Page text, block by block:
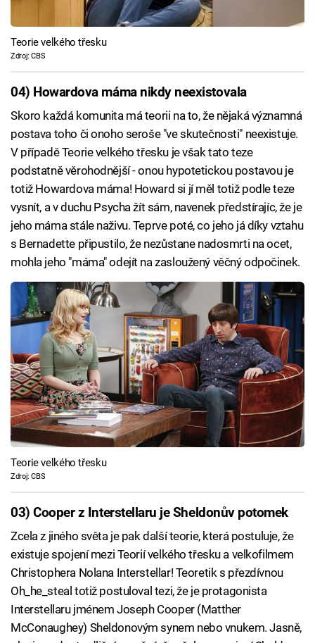
Teorie velkého třesku
Zdroj: CBS
04) Howardova máma nikdy neexistovala
Skoro každá komunita má teorii na to, že nějaká významná
postava toho či onoho seroše "ve skutečnosti" neexistuje.
V případě Teorie velkého třesku je však tato teze
podstatně věrohodnější - onou hypotetickou postavou je
totiž Howardova máma! Howard si jí měl totiž podle teze
vysnít, a v duchu Psycha žít sám, navenek předstírajíc, že je
jeho máma stále naživu. Teprve poté, co jeho já díky vztahu
s Bernadette připustilo, že nezůstane nadosmrti na ocet,
mohla jeho "máma" odejít na zasloužený věčný odpočinek.
Teorie velkého třesku
Zdroj: CBS
03) Cooper z Interstellaru je Sheldonův potomek
Zcela z jiného světa je pak další teorie, která postuluje, že
existuje spojení mezi Teorií velkého třesku a velkofilmem
Christophera Nolana Interstellar! Teoretik s přezdívnou
Oh_he_steal totiž postuloval tezi, že je protagonista
Interstellaru jménem Joseph Cooper (Matther
McConaughey) Sheldonovým synem nebo vnukem. Jasně,